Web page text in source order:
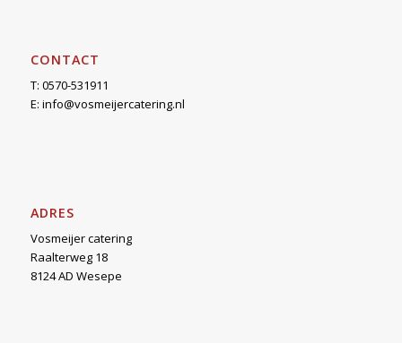
CONTACT
T: 0570-531911
E: info@vosmeijercatering.nl
ADRES
Vosmeijer catering
Raalterweg 18
8124 AD Wesepe